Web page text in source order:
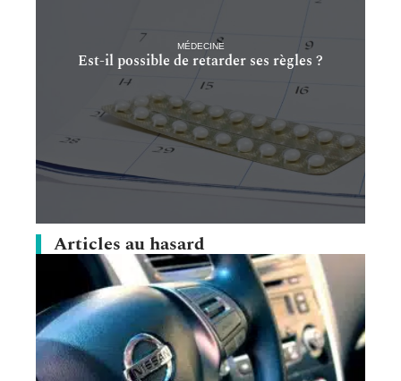
MÉDECINE
Est-il possible de retarder ses règles ?
Articles au hasard